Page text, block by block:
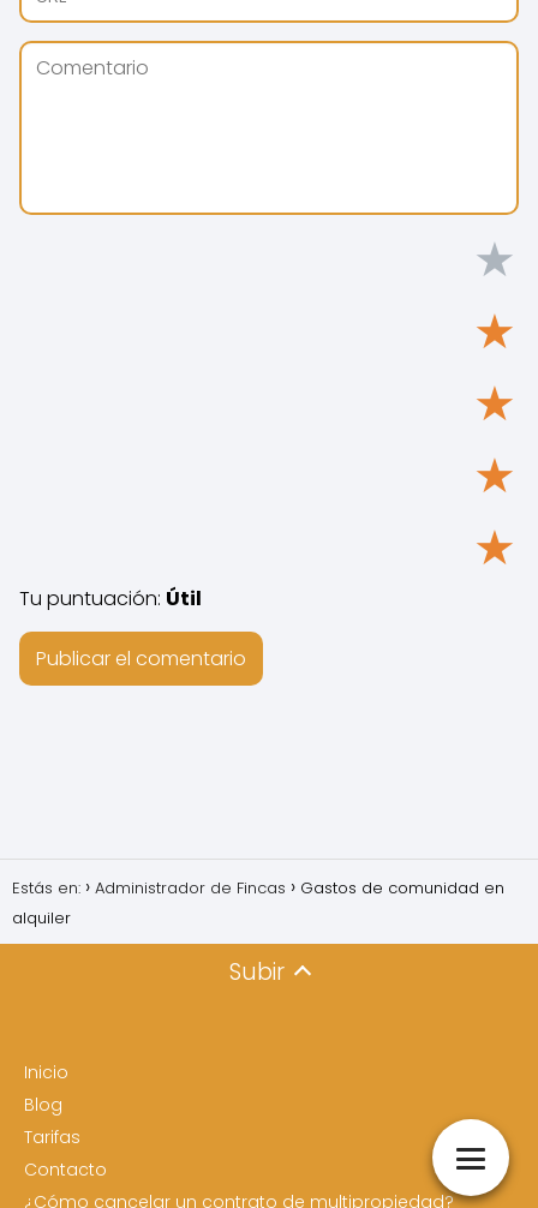
★
★
★
★
★
Tu puntuación: Útil
Estás en: Administrador de Fincas
Gastos de comunidad en
alquiler
Subir
Inicio
Blog
Tarifas
Contacto
¿Cómo cancelar un contrato de multipropiedad?